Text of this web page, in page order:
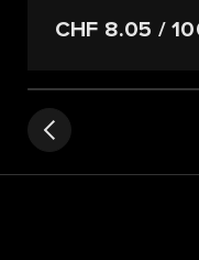
CHF 8.05 /